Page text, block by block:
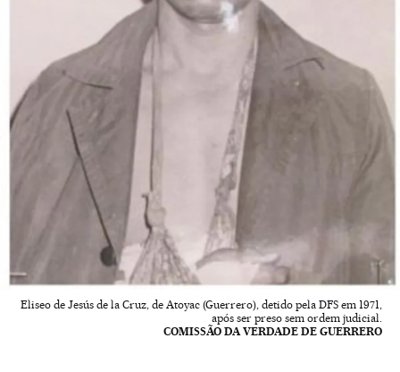
Eliseo de Jesús de la Cruz, de Atoyac (Guerrero), detido pela DFS em 1971,
após ser preso sem ordem judicial.
COMISSÃO DA VERDADE DE GUERRERO